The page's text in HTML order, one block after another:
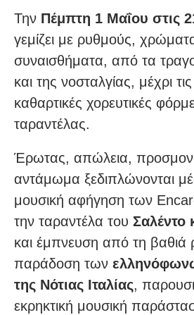
Την Πέμπτη 1 Μαΐου στις
γεμίζει με ρυθμούς,
συναισθήματα, από τα
και της νοσταλγίας, μέχρι
καθαρτικές χορευτικές
ταραντέλας.
Έρωτας, απώλεια,
αντάμωμα ξεδιπλώνονται
μουσική αφήγηση των
την ταραντέλα του Σαλέντο
και έμπνευση από τη βαθιά
παράδοση των
της Νότιας Ιταλίας,
εκρηκτική μουσική